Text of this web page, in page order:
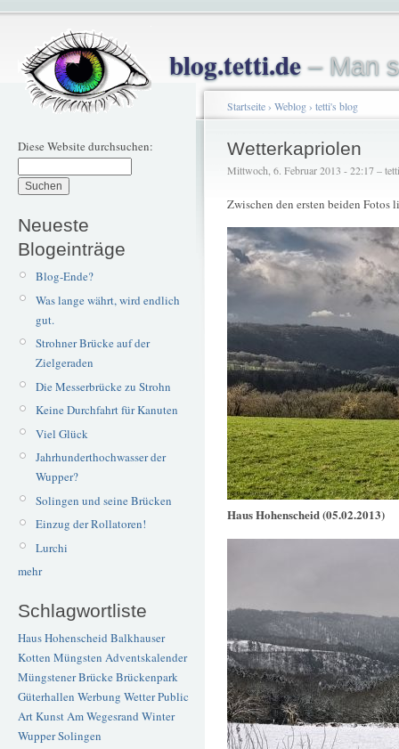
blog.tetti.de– Man
Diese Website durchsuchen:
Neueste
Blogeinträge
Blog-Ende?
Was lange währt, wird endlich
gut.
Strohner Brücke auf der
Zielgeraden
Die Messerbrücke zu Strohn
Keine Durchfahrt für Kanuten
Viel Glück
Jahrhunderthochwasser der
Wupper?
Solingen und seine Brücken
Einzug der Rollatoren!
Lurchi
mehr
Schlagwortliste
Haus Hohenscheid Balkhauser
Kotten Müngsten Adventskalender
Müngstener BrückeBrückenpark
Güterhallen Werbung WetterPublic
ArtKunstAm Wegesrand Winter
WupperSolingen
Startseite› Weblog› tetti's blog
Wetterkapriolen
Mittwoch, 6. Februar 2013 - 22:17 – tetti
Zwischen den ersten beiden Fotos
Haus Hohenscheid (05.02.2013)